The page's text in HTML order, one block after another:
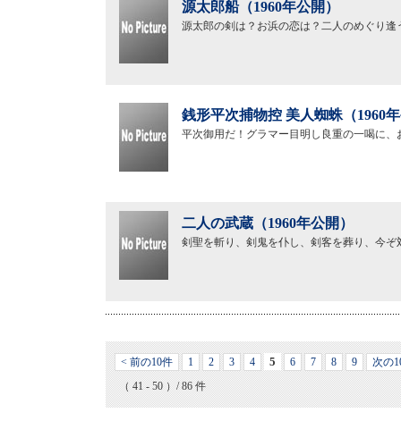
源太郎船（1960年公開）
源太郎の剣は？お浜の恋は？二人のめぐり
銭形平次捕物控 美人蜘蛛（1960
平次御用だ！グラマー目明し良重の一喝に
二人の武蔵（1960年公開）
剣聖を斬り、剣鬼を仆し、剣客を葬り、今
< 前の10件 1 2 3 4 5 6 7 8 9
次の
（ 41 - 50 ）/ 86 件